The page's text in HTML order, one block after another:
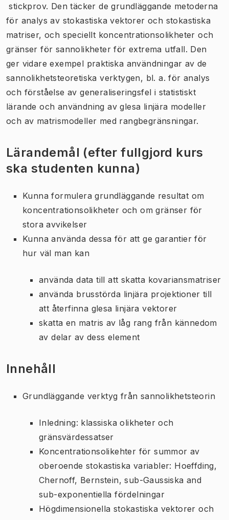
stickprov. Den täcker de grundläggande metoderna
för analys av stokastiska vektorer och stokastiska
matriser, och speciellt koncentrationsolikheter och
gränser för sannolikheter för extrema utfall. Den
ger vidare exempel praktiska användningar av de
sannolikhetsteoretiska verktygen, bl. a. för analys
och förståelse av generaliseringsfel i statistiskt
lärande och användning av glesa linjära modeller
och av matrismodeller med rangbegränsningar.
Lärandemål (efter fullgjord kurs
ska studenten kunna)
Kunna formulera grundläggande resultat om
koncentrationsolikheter och om gränser för
stora avvikelser
Kunna använda dessa för att ge garantier för
hur väl man kan
använda data till att skatta kovariansmatriser
använda brusstörda linjära projektioner till
att återfinna glesa linjära vektorer
skatta en matris av låg rang från kännedom
av delar av dess element
Innehåll
Grundläggande verktyg från sannolikhetsteorin
Inledning: klassiska olikheter och
gränsvärdessatser
Koncentrationsolikehter för summor av
oberoende stokastiska variabler: Hoeffding,
Chernoff, Bernstein, sub-Gaussiska and
sub-exponentiella fördelningar
Högdimensionella stokastiska vektorer och